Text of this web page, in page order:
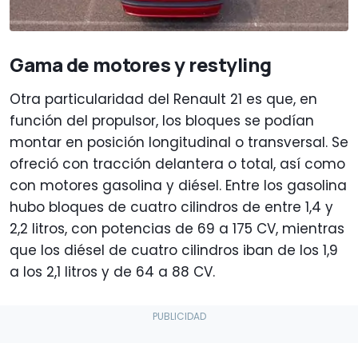
Gama de motores y restyling
Otra particularidad del Renault 21 es que, en
función del propulsor, los bloques se podían
montar en posición longitudinal o transversal. Se
ofreció con tracción delantera o total, así como
con motores gasolina y diésel. Entre los gasolina
hubo bloques de cuatro cilindros de entre 1,4 y
2,2 litros, con potencias de 69 a 175 CV, mientras
que los diésel de cuatro cilindros iban de los 1,9
a los 2,1 litros y de 64 a 88 CV.